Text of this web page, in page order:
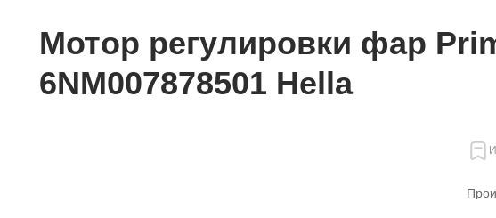
Мотор регулировки фар
6NM007878501 Hella